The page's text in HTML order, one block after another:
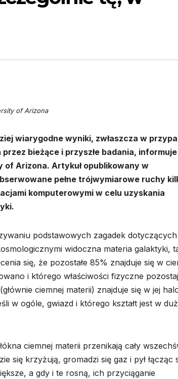
of Arizona
wiarygodne wyniki, zwłaszcza w
bieżące i przyszłe badania, informuje
of Arizona. Artykuł opublikowany w
pełne trójwymiarowe ruchy
komputerowymi w celu uzyskania
podstawowych zagadek dotyczących
widoczna materia galaktyki,
się, że pozostałe 85% znajduje się w
i którego właściwości fizyczne
ciemnej materii) znajduje się w jej
w ogóle, gwiazd i którego kształt jest w
ciemnej materii przenikają cały
się krzyżują, gromadzi się gaz i pył łącząc
a gdy i te rosną, ich przyciąganie